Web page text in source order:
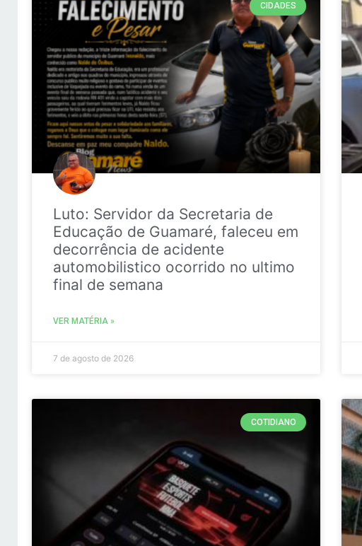
CIDADES
Luto: Servidor da Secretaria de
Educação de Guamaré, faleceu em
decorrência de acidente
automobilistico ocorrido no ultimo
final de semana
VER MATÉRIA »
7 de agosto de 2026
COTIDIANO